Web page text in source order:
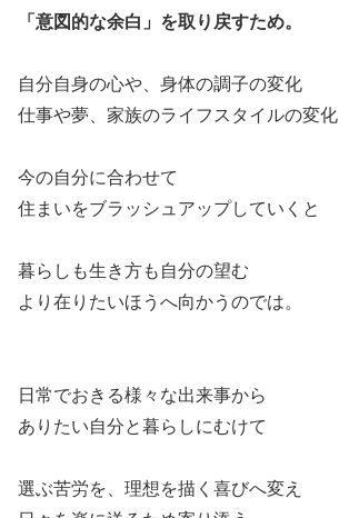
「意図的な余白」を取り戻すため。
自分自身の心や、身体の調子の変化
仕事や夢、家族のライフスタイルの変化
今の自分に合わせて
住まいをブラッシュアップしていくと
暮らしも生き方も自分の望む
より在りたいほうへ向かうのでは。
日常でおきる様々な出来事から
ありたい自分と暮らしにむけて
選ぶ苦労を、理想を描く喜びへ変え